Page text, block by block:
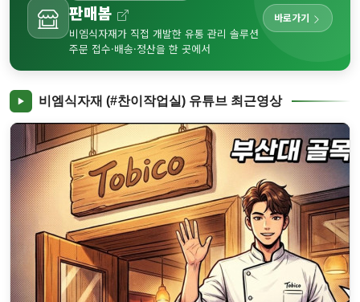
판매봄
비엠식자재가 직접 개발한 유통 관리 솔루션
주문 접수·배송·정산을 한 곳에서
바로가기
▶ 비엠식자재 (#찬이작업실) 유튜브 최근영상